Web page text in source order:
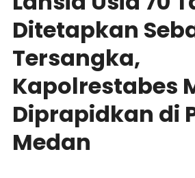
Ditetapkan
Tersangka,
Kapolrestabes
Diprapidkan di
Medan